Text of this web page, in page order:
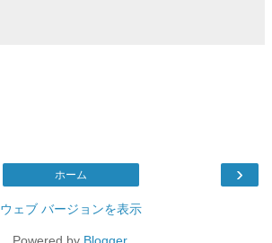
›
ホーム
ウェブ バージョンを表示